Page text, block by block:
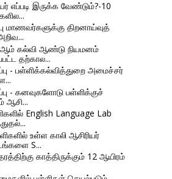
எப்படி இருக்க வேண்டும்?-10
மாணவர்களுக்கு திறனாய்வுத்
ஆம் கல்வி ஆண்டு நியமனம்
தற்கால...
- பள்ளிக்கல்வித்துறை அமைச்சர்
- கனவுகளோடு பள்ளிக்குச்
ஆசி...
English Language Lab
உள்ள காலி ஆசிரியர்
S...
காத்திருக்கும் 12 ஆயிரம்